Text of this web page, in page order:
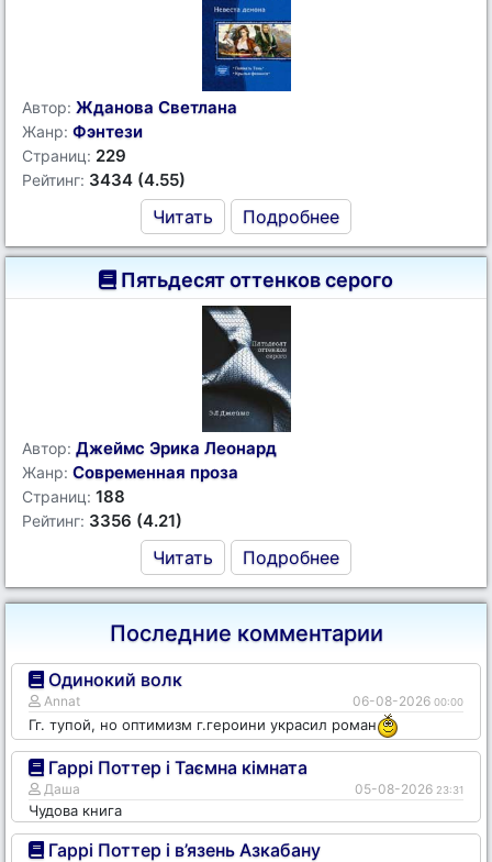
Автор: Жданова Светлана
Жанр: Фэнтези
Страниц: 229
Рейтинг: 3434 (4.55)
Читать Подробнее
Пятьдесят оттенков серого
Автор: Джеймс Эрика Леонард
Жанр: Современная проза
Страниц: 188
Рейтинг: 3356 (4.21)
Читать Подробнее
Последние комментарии
Одинокий волк
Annat 06-08-2026 00:00
Гг. тупой, но оптимизм г.героини украсил роман
Гаррі Поттер і Таємна кімната
Даша 05-08-2026 23:31
Чудова книга
Гаррі Поттер і в’язень Азкабану